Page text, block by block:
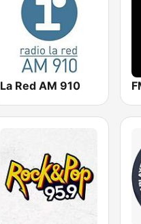
La Red AM 910